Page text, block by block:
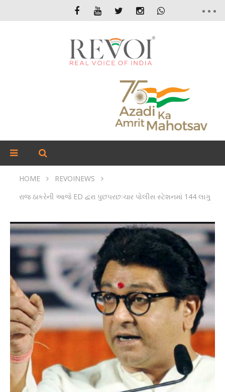
HOME
REVOINEWS
રાજ ઠાકરેની આજે ED દ્વરા પુછપરછઃચાર પોલીસ સ્ટેશનમાં 144 લાગુ